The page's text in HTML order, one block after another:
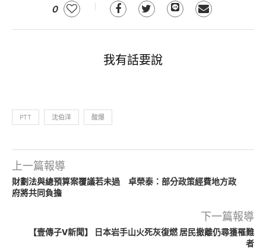
0
我有話要說
PTT 沈伯洋 酸爆
上一篇報導
財劃法與總預算案覆議若未過 卓榮泰：部分政策經費地方政
府將共同負擔
下一篇報導
【壹傳子V新聞】 日本岩手山火死灰復燃 居民撤離仍尋獲罹難
者